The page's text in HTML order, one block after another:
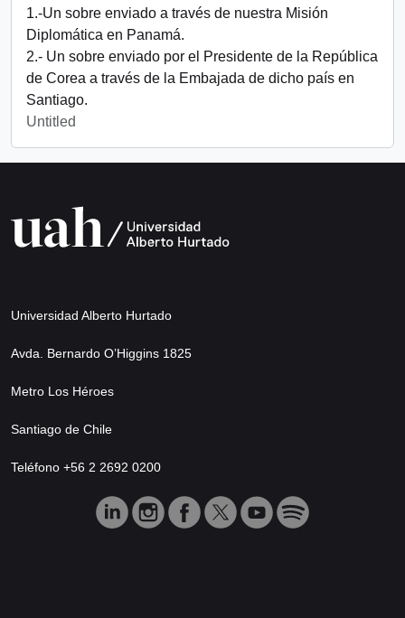
1.-Un sobre enviado a través de nuestra Misión
Diplomática en Panamá.
2.- Un sobre enviado por el Presidente de la República
de Corea a través de la Embajada de dicho país en
Santiago.
Untitled
Universidad Alberto Hurtado
Avda. Bernardo O’Higgins 1825
Metro Los Héroes
Santiago de Chile
Teléfono +56 2 2692 0200